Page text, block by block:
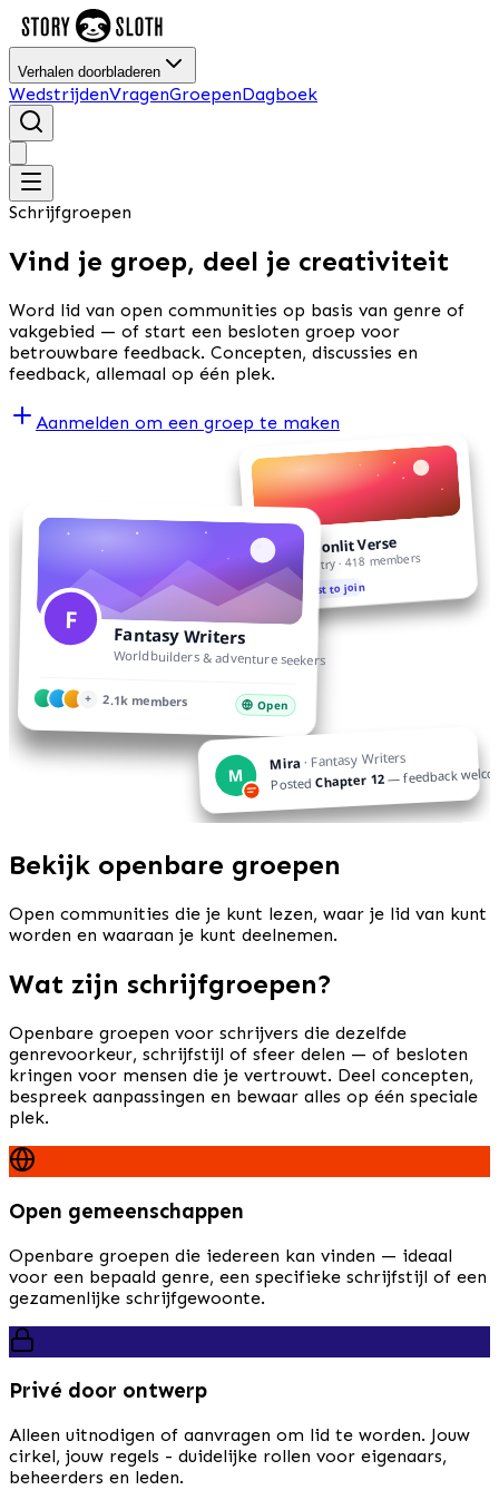
Verhalen doorbladeren
WedstrijdenVragenGroepenDagboek
Schrijfgroepen
Vind je groep, deel je creativiteit
Word lid van open communities op basis van genre of
vakgebied — of start een besloten groep voor
betrouwbare feedback. Concepten, discussies en
feedback, allemaal op één plek.
Aanmelden om een groep te maken
M Moonlit Verse
Poetry · 418 members
Request to join
F
Fantasy Writers
Worldbuilders & adventure seekers
+ 2.1k members Open
M
Mira· Fantasy Writers
Posted Chapter 12— feedback
Bekijk openbare groepen
Open communities die je kunt lezen, waar je lid van kunt
worden en waaraan je kunt deelnemen.
Wat zijn schrijfgroepen?
Openbare groepen voor schrijvers die dezelfde
genrevoorkeur, schrijfstijl of sfeer delen — of besloten
kringen voor mensen die je vertrouwt. Deel concepten,
bespreek aanpassingen en bewaar alles op één speciale
plek.
Open gemeenschappen
Openbare groepen die iedereen kan vinden — ideaal
voor een bepaald genre, een specifieke schrijfstijl of een
gezamenlijke schrijfgewoonte.
Privé door ontwerp
Alleen uitnodigen of aanvragen om lid te worden. Jouw
cirkel, jouw regels - duidelijke rollen voor eigenaars,
beheerders en leden.